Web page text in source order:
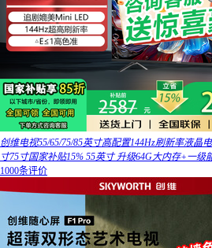
创维电视55/65/75/85英寸高配置144Hz刷新率液晶
寸75寸国家补贴15% 55英寸 升级64G大内存+一级
1000条评价